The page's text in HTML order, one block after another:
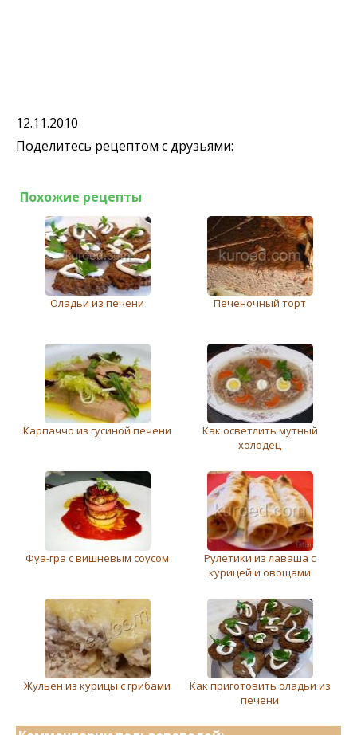
12.11.2010
Поделитесь рецептом с друзьями:
Похожие рецепты
Оладьи из печени Печеночный торт
Карпаччо из гусиной печени
Как осветлить мутный
холодец
Фуа-гра с вишневым соусом
Рулетики из лаваша с
курицей и овощами
Жульен из курицы с грибами
Как приготовить оладьи из
печени